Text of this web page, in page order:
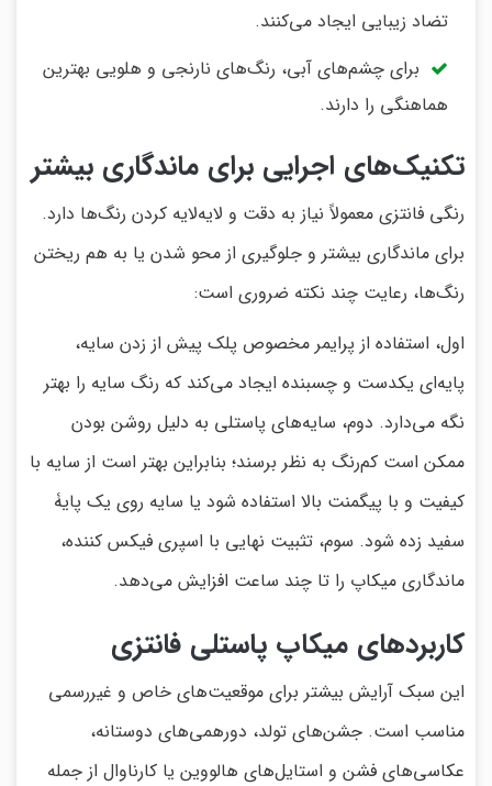
تضاد زیبایی ایجاد می‌کنند.
برای چشم‌های آبی، رنگ‌های نارنجی و هلویی بهترین
هماهنگی را دارند.
تکنیک‌های اجرایی برای ماندگاری بیشتر
رنگی فانتزی معمولاً نیاز به دقت و لایه‌لایه کردن رنگ‌ها دارد.
برای ماندگاری بیشتر و جلوگیری از محو شدن یا به هم ریختن
رنگ‌ها، رعایت چند نکته ضروری است:
اول، استفاده از پرایمر مخصوص پلک پیش از زدن سایه،
پایه‌ای یکدست و چسبنده ایجاد می‌کند که رنگ سایه را بهتر
نگه می‌دارد. دوم، سایه‌های پاستلی به دلیل روشن بودن
ممکن است کم‌رنگ به نظر برسند؛ بنابراین بهتر است از سایه با
کیفیت و با پیگمنت بالا استفاده شود یا سایه روی یک پایۀ
سفید زده شود. سوم، تثبیت نهایی با اسپری فیکس کننده،
ماندگاری میکاپ را تا چند ساعت افزایش می‌دهد.
کاربردهای میکاپ پاستلی فانتزی
این سبک آرایش بیشتر برای موقعیت‌های خاص و غیررسمی
مناسب است. جشن‌های تولد، دورهمی‌های دوستانه،
عکاسی‌های فشن و استایل‌های هالووین یا کارناوال از جمله